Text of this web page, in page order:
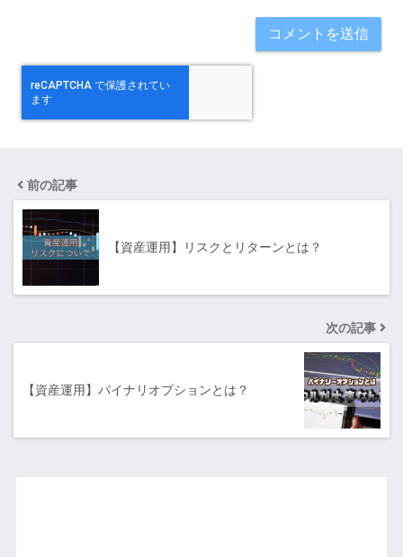
前の記事
【資産運用】リスクとリターンとは？
次の記事
【資産運用】バイナリオプションとは？